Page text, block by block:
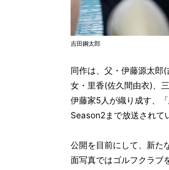
吉田鋼太郎
同作は、父・伊藤源太郎
女・里香(佐久間由衣)、
伊藤家5人が織り成す、
Season2まで放送されて
公開を目前にして、新た
面写真ではゴルフクラブ